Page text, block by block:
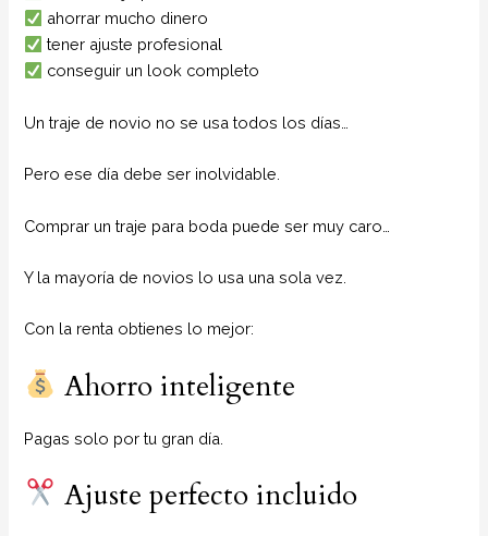
ahorrar mucho dinero
tener ajuste profesional
conseguir un look completo
Un traje de novio no se usa todos los días…
Pero ese día debe ser inolvidable.
Comprar un traje para boda puede ser muy caro…
Y la mayoría de novios lo usa una sola vez.
Con la renta obtienes lo mejor:
Ahorro inteligente
Pagas solo por tu gran día.
Ajuste perfecto incluido